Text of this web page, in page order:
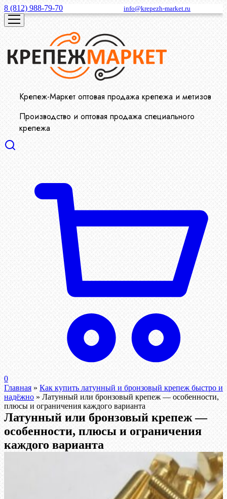
8 (812) 988-79-70 info@krepezh-market.ru
Крепеж-Маркет оптовая продажа крепежа и метизов
Производство и оптовая продажа специального
крепежа
0
Главная » Как купить латунный и бронзовый крепеж быстро и
надёжно » Латунный или бронзовый крепеж — особенности,
плюсы и ограничения каждого варианта
Латунный или бронзовый крепеж —
особенности, плюсы и ограничения
каждого варианта